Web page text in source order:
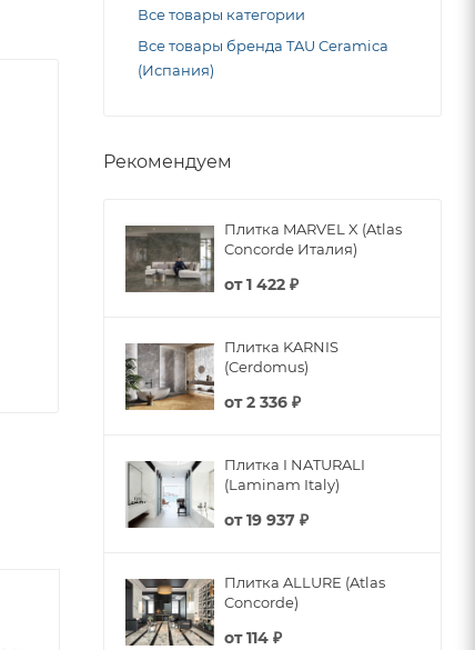
Все товары категории
Все товары бренда TAU Ceramica
(Испания)
Рекомендуем
Плитка MARVEL X (Atlas
Concorde Италия)
от1 422 ₽
Плитка KARNIS
(Cerdomus)
от2 336 ₽
Плитка I NATURALI
(Laminam Italy)
от19 937 ₽
Плитка ALLURE (Atlas
Concorde)
от114 ₽